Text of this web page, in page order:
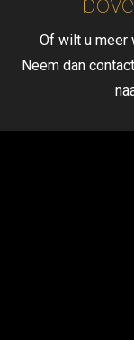
Of wilt u meer
Neem dan